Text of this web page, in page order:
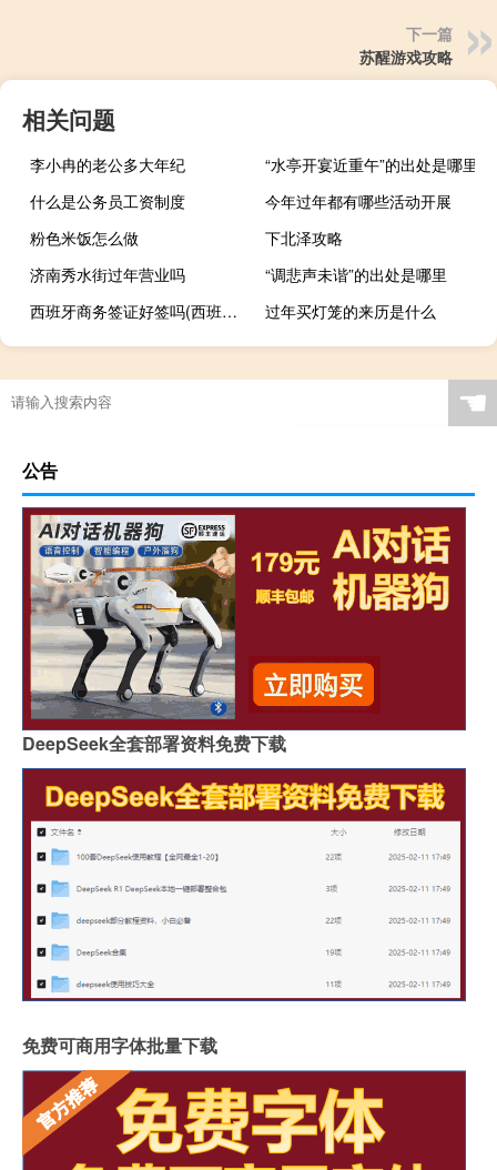
下一篇
苏醒游戏攻略
相关问题
李小冉的老公多大年纪
“水亭开宴近重午”的出处是哪里
什么是公务员工资制度
今年过年都有哪些活动开展
粉色米饭怎么做
下北泽攻略
济南秀水街过年营业吗
“调悲声未谐”的出处是哪里
西班牙商务签证好签吗(西班牙签证难吗)
过年买灯笼的来历是什么
☚
公告
DeepSeek全套部署资料免费下载
免费可商用字体批量下载